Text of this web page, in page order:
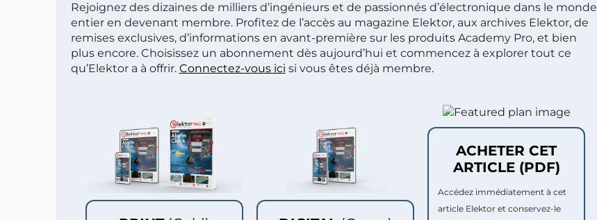
Rejoignez des dizaines de milliers d’ingénieurs et de passionnés d’électronique dans le monde
entier en devenant membre. Profitez de l’accès au magazine Elektor, aux archives Elektor, de
remises exclusives, d’informations en avant-première sur les produits Academy Pro, et bien
plus encore. Choisissez un abonnement dès aujourd’hui et commencez à explorer tout ce
qu’Elektor a à offrir. Connectez-vous ici si vous êtes déjà membre.
ACHETER CET
ARTICLE (PDF)
Accédez immédiatement à cet
article Elektor et conservez-le